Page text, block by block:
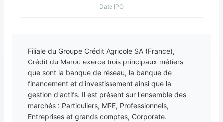
Date IPO
Filiale du Groupe Crédit Agricole SA (France),
Crédit du Maroc exerce trois principaux métiers
que sont la banque de réseau, la banque de
financement et d'investissement ainsi que la
gestion d'actifs. Il est présent sur l'ensemble des
marchés : Particuliers, MRE, Professionnels,
Entreprises et grands comptes, Corporate.